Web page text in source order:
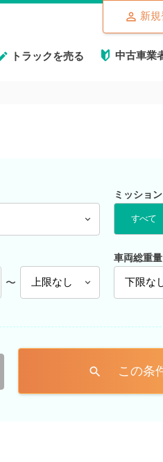
トラックを売る 中古車業
新
ミッション
すべて
〜
車両総重量
search この条